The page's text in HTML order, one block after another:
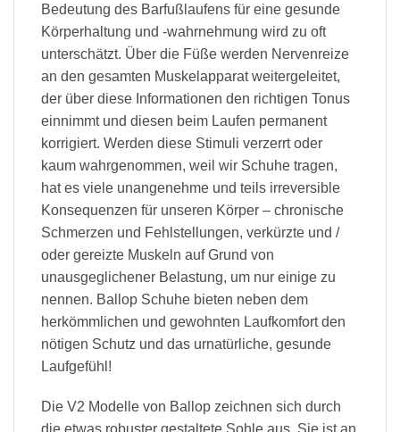
Bedeutung des Barfußlaufens für eine gesunde
Körperhaltung und -wahrnehmung wird zu oft
unterschätzt. Über die Füße werden Nervenreize
an den gesamten Muskelapparat weitergeleitet,
der über diese Informationen den richtigen Tonus
einnimmt und diesen beim Laufen permanent
korrigiert. Werden diese Stimuli verzerrt oder
kaum wahrgenommen, weil wir Schuhe tragen,
hat es viele unangenehme und teils irreversible
Konsequenzen für unseren Körper – chronische
Schmerzen und Fehlstellungen, verkürzte und /
oder gereizte Muskeln auf Grund von
unausgeglichener Belastung, um nur einige zu
nennen. Ballop Schuhe bieten neben dem
herkömmlichen und gewohnten Laufkomfort den
nötigen Schutz und das urnatürliche, gesunde
Laufgefühl!
Die V2 Modelle von Ballop zeichnen sich durch